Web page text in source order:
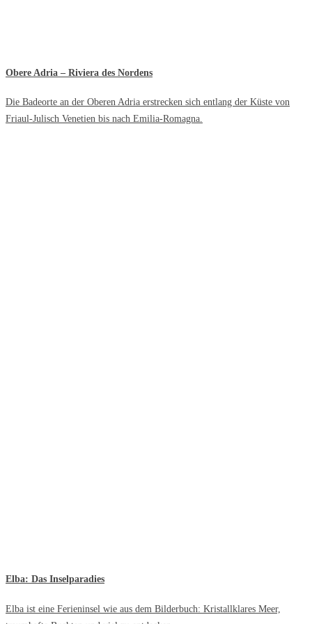
Obere Adria – Riviera des Nordens
Die Badeorte an der Oberen Adria erstrecken sich entlang der Küste von
Friaul-Julisch Venetien bis nach Emilia-Romagna.
Elba: Das Inselparadies
Elba ist eine Ferieninsel wie aus dem Bilderbuch: Kristallklares Meer,